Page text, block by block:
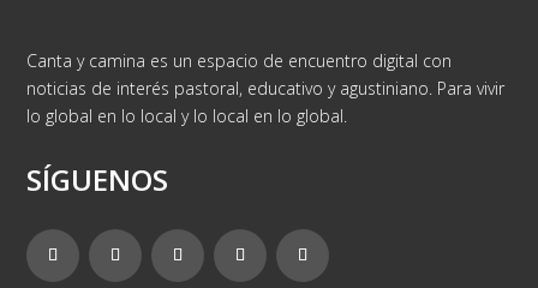
Canta y camina es un espacio de encuentro digital con
noticias de interés pastoral, educativo y agustiniano. Para vivir
lo global en lo local y lo local en lo global.
SÍGUENOS